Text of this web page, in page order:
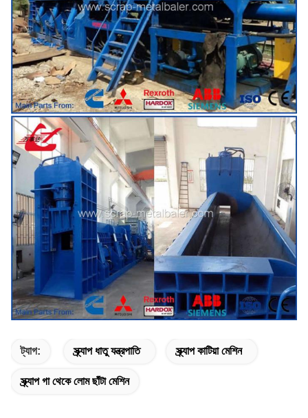
ট্যাগ: স্ক্র্যাপ ধাতু যন্ত্রপাতি স্ক্র্যাপ কাটিয়া মেশিন
স্ক্র্যাপ গা থেকে লোম ছাঁটা মেশিন